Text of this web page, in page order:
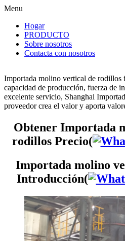
Menu
Hogar
PRODUCTO
Sobre nosotros
Contacta con nosotros
Importada molino vertical de rodillos
capacidad de producción, fuerza de
excelente servicio, Shanghai
proveedor crea el valor y aporta
Obtener Importada
rodillos Precio(
Importada molino
Introducción(